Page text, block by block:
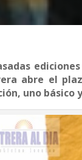
abre el
uno